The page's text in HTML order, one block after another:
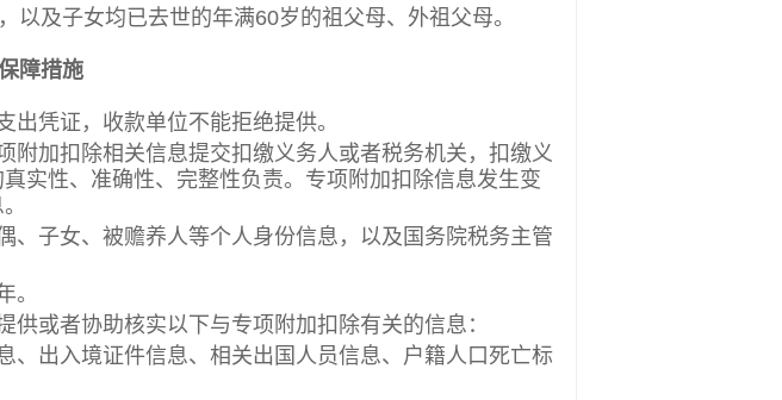
及子女均已去世的年满60岁的祖父母、外祖父母。
障措施
凭证，收款单位不能拒绝提供。
加扣除相关信息提交扣缴义务人或者税务机关，扣缴义
实性、准确性、完整性负责。专项附加扣除信息发生变
子女、被赡养人等个人身份信息，以及国务院税务主管
或者协助核实以下与专项附加扣除有关的信息：
出入境证件信息、相关出国人员信息、户籍人口死亡标